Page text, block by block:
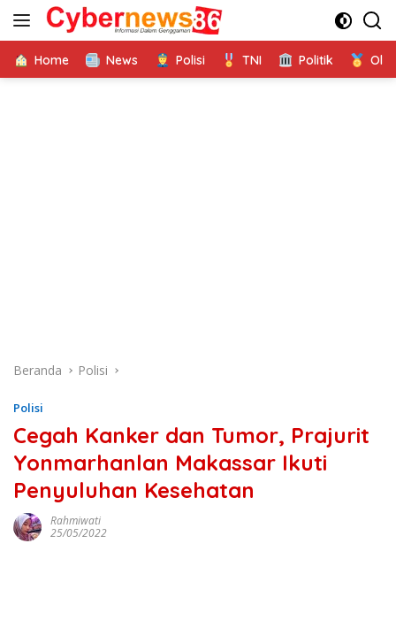
Langsung
Home News Polisi TNI Politik
Beranda Polisi
Polisi
Cegah Kanker dan Tumor, Prajurit
Yonmarhanlan Makassar Ikuti
Penyuluhan Kesehatan
Rahmiwati
25/05/2022